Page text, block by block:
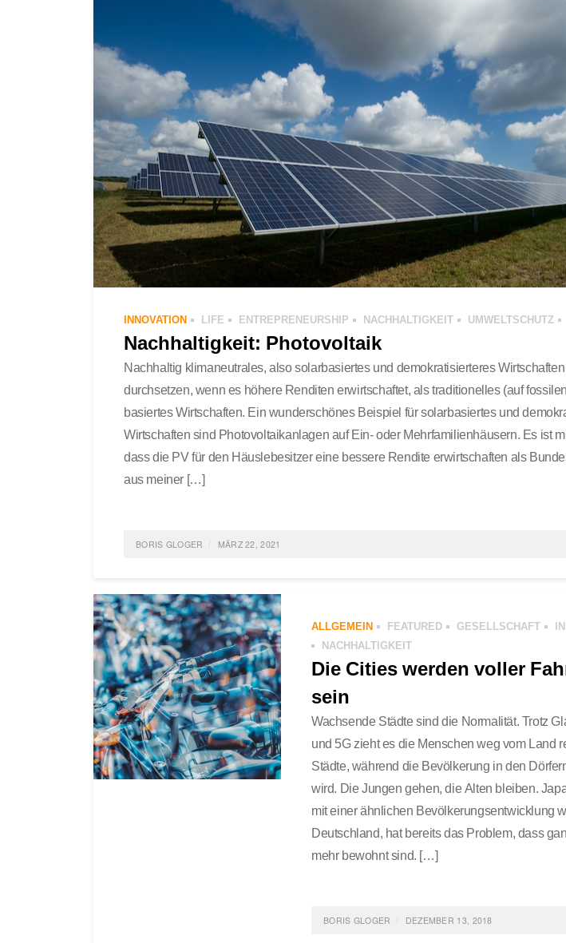
INNOVATION LIFE ENTREPRENEURSHIP NACHHALTIGKEIT UMWELTSCHUTZ
Nachhaltigkeit: Photovoltaik
Nachhaltig klimaneutrales, also solarbasiertes und demokratisierteres
durchsetzen, wenn es höhere Renditen erwirtschaftet, als traditionelles (auf
basiertes Wirtschaften. Ein wunderschönes Beispiel für solarbasiertes und
Wirtschaften sind Photovoltaikanlagen auf Ein- oder Mehrfamilienhäusern. Es ist
dass die PV für den Häuslebesitzer eine bessere Rendite erwirtschaften als
aus meiner […]
BORIS GLOGER MÄRZ 22, 2021
ALLGEMEIN FEATURED GESELLSCHAFT
NACHHALTIGKEIT
Die Cities werden voller
sein
Wachsende Städte sind die Normalität. Trotz
und 5G zieht es die Menschen weg vom Land
Städte, während die Bevölkerung in den
wird. Die Jungen gehen, die Alten bleiben.
mit einer ähnlichen Bevölkerungsentwicklung
Deutschland, hat bereits das Problem, dass
mehr bewohnt sind. […]
BORIS GLOGER DEZEMBER 13, 2018